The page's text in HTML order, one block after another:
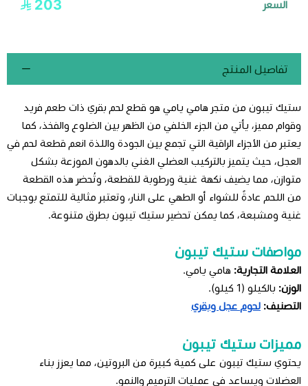
السعر 203
تفاصيل المنتج
ستيك تيبون من متجر هامي يامي هو قطع لحم بقري ذات طعم فريد
وقوام مميز، يأتي من الجزء الخلفي من الظهر بين الضلوع والفخذ، كما
يعتبر من الأجزاء الراقية التي تجمع بين الجودة واللذة انعم قطعة لحم في
العجل، حيث يتميز بالتركيب العضلي الغني بالدهون الموزعة بشكل
متوازن، مما يضيف نكهة غنية ورطوبة للقطعة، وتُحضر هذه القطعة
من اللحم عادةً للشواء أو الطهي على النار، وتعتبر مثالية للتمتع بوجبات
غنية ومشبعة، كما يمكن تحضير ستيك تيبون بطرق متنوعة.
مواصفات ستيك تيبون
العلامة التجارية: هامي يامي.
الوزن: بالكيلو (1 كيلو).
التصنيف: لحوم عجل وبقري
مميزات ستيك تيبون
يحتوي ستيك تيبون على كمية كبيرة من البروتين، مما يعزز بناء
العضلات ويساعد في عمليات الترميم والنمو.